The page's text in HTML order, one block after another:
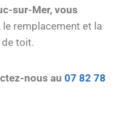
sur-Mer, vous
le remplacement et la
toit.
nous au 07 82 78